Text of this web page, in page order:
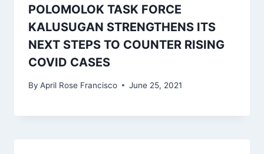
POLOMOLOK TASK FORCE
KALUSUGAN STRENGTHENS ITS
NEXT STEPS TO COUNTER RISING
COVID CASES
By April Rose Francisco June 25, 2021